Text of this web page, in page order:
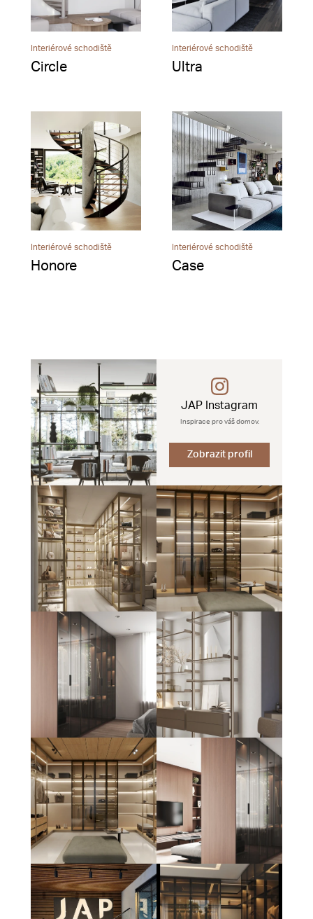
Interiérové schodiště
Circle
Interiérové schodiště
Ultra
Interiérové schodiště
Honore
Interiérové schodiště
Case
JAP Instagram
Inspirace pro váš domov.
Zobrazit profil